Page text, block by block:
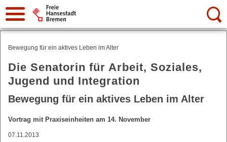
Suche:
Bewegung für ein aktives Leben im Alter
Die Senatorin für Arbeit, Soziales,
Jugend und Integration
Bewegung für ein aktives Leben im Alter
Vortrag mit Praxiseinheiten am 14. November
07.11.2013